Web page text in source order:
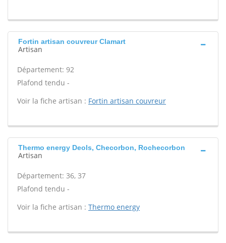
Fortin artisan couvreur Clamart
Artisan
Département: 92
Plafond tendu -
Voir la fiche artisan : Fortin artisan couvreur
Thermo energy Deols, Checorbon, Rochecorbon
Artisan
Département: 36, 37
Plafond tendu -
Voir la fiche artisan : Thermo energy